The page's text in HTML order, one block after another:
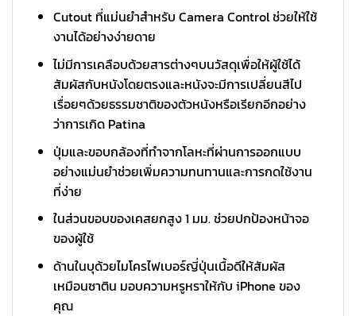
Cutout ที่แม่นยำสำหรับ Camera Control ช่วยให้ใช้
งานได้อย่างง่ายดาย
ไม่มีการเคลือบด้วยสารต่างๆบนวัสดุเพื่อให้ผู้ใช้ได้
สัมผัสกับหนังโดยตรงและหนังจะมีการเปลี่ยนสีไป
เรื่อยๆด้วยธรรมชาติของตัวหนังหรือเรียกอีกอย่าง
ว่าการเกิด Patina
ปุ่มและขอบกล้องที่ทำจากโลหะที่ผ่านการออกแบบ
อย่างแม่นยำช่วยเพิ่มความทนทานและการกดใช้งาน
ที่ง่าย
ในส่วนขอบของเคสยกสูง 1 มม. ช่วยปกป้องหน้าจอ
ของผู้ใช้
ด้านในบุด้วยไมโครไฟเบอร์ญี่ปุ่นเนื้อดีให้สัมผัส
เหมือนซาติน มอบความหรูหราให้กับ iPhone ของ
คุณ